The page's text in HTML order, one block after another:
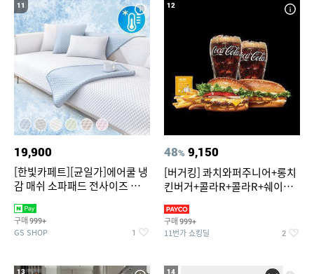
11
19,900
[한빛카페트][균일가]에어쿨 냉
감 매쉬 소파패드 전사이즈 균일
구매 999+
GS SHOP 1
12
48% 9,150
[버거킹] 콰치와퍼주니어+롱치
킨버거+콜라R+콜라R+쉐이킹
구매 999+
11번가 쇼킹딜 2
13 14